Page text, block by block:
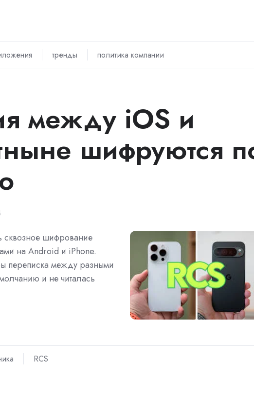
тренды политика компании
между iOS и
шифруются
сквозное шифрование
на Android и iPhone.
переписка между разными
и не читалась
RCS